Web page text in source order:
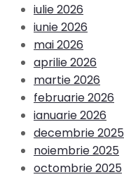
iulie 2026
iunie 2026
mai 2026
aprilie 2026
martie 2026
februarie 2026
ianuarie 2026
decembrie 2025
noiembrie 2025
octombrie 2025